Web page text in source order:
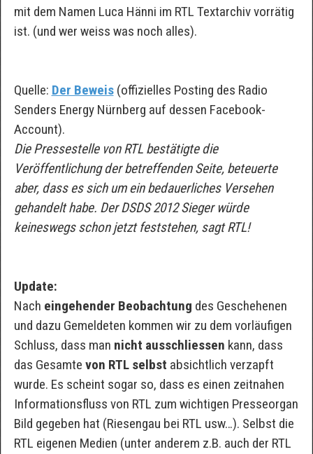
mit dem Namen Luca Hänni im RTL Textarchiv vorrätig
ist. (und wer weiss was noch alles).
Quelle: Der Beweis(offizielles Posting des Radio
Senders Energy Nürnberg auf dessen Facebook-
Account).
Die Pressestelle von RTL bestätigte die
Veröffentlichung der betreffenden Seite, beteuerte
aber, dass es sich um ein bedauerliches Versehen
gehandelt habe. Der DSDS 2012 Sieger würde
keineswegs schon jetzt feststehen, sagt RTL!
Update:
Nach eingehender Beobachtung des Geschehenen
und dazu Gemeldeten kommen wir zu dem vorläufigen
Schluss, dass man nicht ausschliessen kann, dass
das Gesamte von RTL selbst absichtlich verzapft
wurde. Es scheint sogar so, dass es einen zeitnahen
Informationsfluss von RTL zum wichtigen Presseorgan
Bild gegeben hat (Riesengau bei RTL usw…). Selbst die
RTL eigenen Medien (unter anderem z.B. auch der RTL